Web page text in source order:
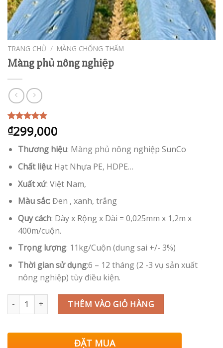
TRANG CHỦ / MÀNG CHỐNG THẤM
Màng phủ nông nghiệp
5.00trên 5
dựa trên
1
₫299,000
Thương hiệu: Màng phủ nông nghiệp SunCo
Chất liệu: Hạt Nhựa PE, HDPE…
Xuất xứ: Việt Nam,
Màu sắc:Đen , xanh, trắng
Quy cách: Dày x Rộng x Dài = 0,025mm x 1,2m x
400m/cuộn.
Trọng lượng: 11kg/Cuộn (dung sai +/- 3%)
Thời gian sử dụng:6 – 12 tháng (2 -3 vụ sản xuất
nông nghiệp) tùy điều kiện.
Màng phủ nông nghiệp số lượng
THÊM VÀO GIỎ HÀNG
ĐẶT MUA